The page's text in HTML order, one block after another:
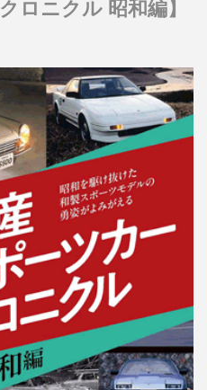
ロニクル 昭和編】